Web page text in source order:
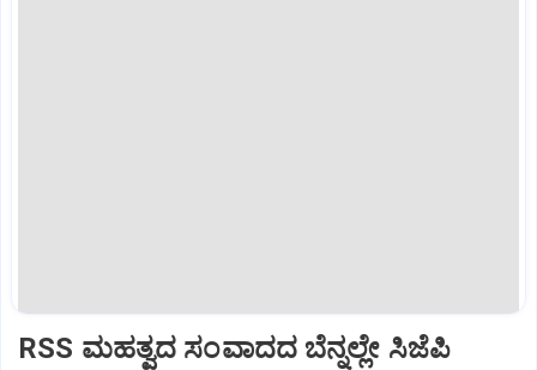
RSS ಮಹತ್ವದ ಸಂವಾದದ ಬೆನ್ನಲ್ಲೇ ಸಿಜೆಪಿ